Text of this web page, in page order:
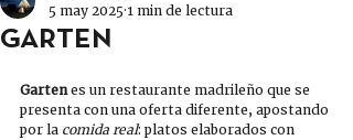
GARTEN
5 may 2025 1 min de lectura
Garten es un restaurante madrileño que se
presenta con una oferta diferente, apostando
por la comida real: platos elaborados con